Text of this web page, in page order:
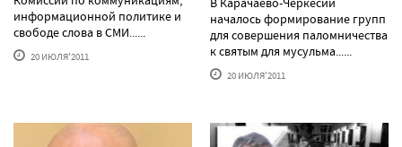
информационной политике и
свободе слова в СМИ......
20 ИЮЛЯ'2011
началось формирование групп
для совершения паломничества
к святым для мусульма......
20 ИЮЛЯ'2011